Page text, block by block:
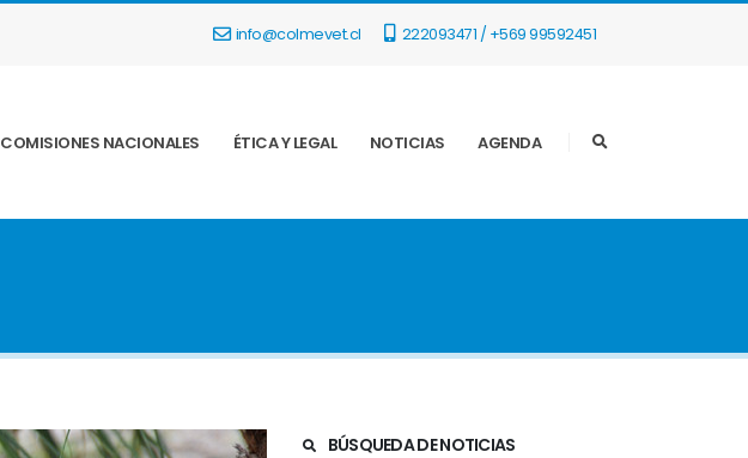
info@colmevet.cl 222093471 / +569 99592451
COMISIONES NACIONALES ÉTICA Y LEGAL NOTICIAS AGENDA
BÚSQUEDA DE NOTICIAS